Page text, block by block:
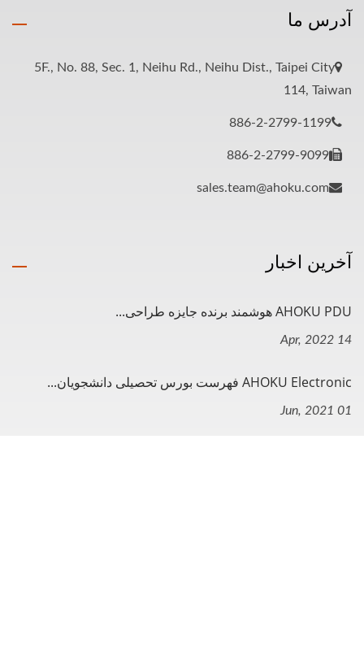
آدرس ما
5F., No. 88, Sec. 1, Neihu Rd., Neihu Dist., Taipei City
114, Taiwan
886-2-2799-1199
886-2-2799-9099
sales.team@ahoku.com
آخرین اخبار
AHOKU PDU هوشمند برنده جایزه طراحی...
14 Apr, 2022
AHOKU Electronic فهرست بورس تحصیلی دانشجویان...
01 Jun, 2021